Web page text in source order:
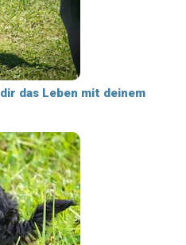
das Leben mit deinem